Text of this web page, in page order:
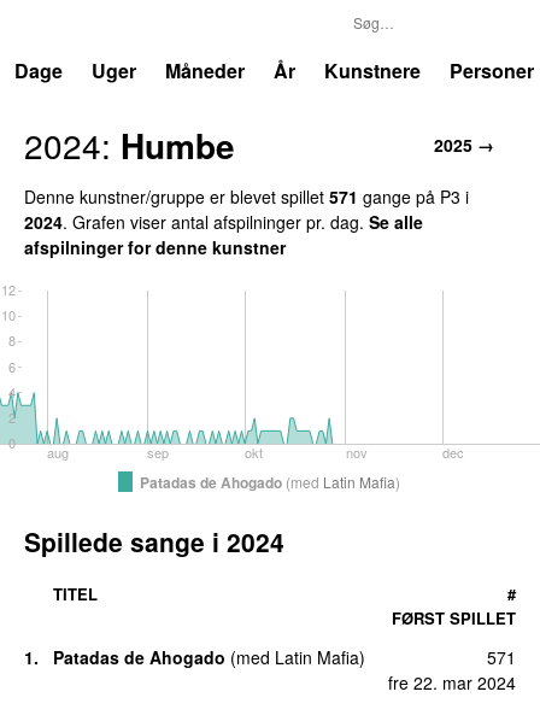
Dage
Uger Måneder År Kunstnere Personer
2025 →
2024: Humbe
Denne kunstner/gruppe er blevet spillet 571 gange på P3 i
2024. Grafen viser antal afspilninger pr. dag. Se alle
afspilninger for denne kunstner
aug sep okt nov dec
0
2
4
6
8
10
12
Patadas de Ahogado (med Latin Mafia)
Spillede sange i 2024
TITEL
FØRST SPILLET
#
1. Patadas de Ahogado (med Latin Mafia)
fre 22. mar 2024
571